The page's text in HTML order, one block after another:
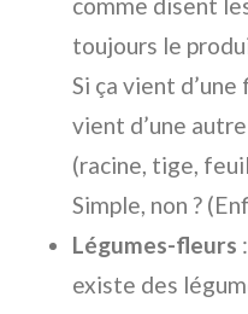
toujours le
Si ça vient d’une
vient d’une
(racine, tige,
Simple, non ?
Légumes-fleurs
existe des